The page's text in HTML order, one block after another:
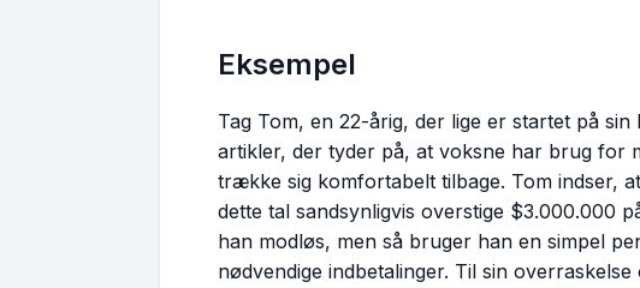
Eksempel
Tag Tom, en 22-årig, der lige er startet på
artikler, der tyder på, at voksne har brug for
trække sig komfortabelt tilbage. Tom indser,
dette tal sandsynligvis overstige $3.000.000
han modløs, men så bruger han en simpel
nødvendige indbetalinger. Til sin